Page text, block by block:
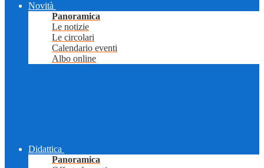
Novità
Panoramica
Le notizie
Le circolari
Calendario eventi
Albo online
Didattica
Panoramica